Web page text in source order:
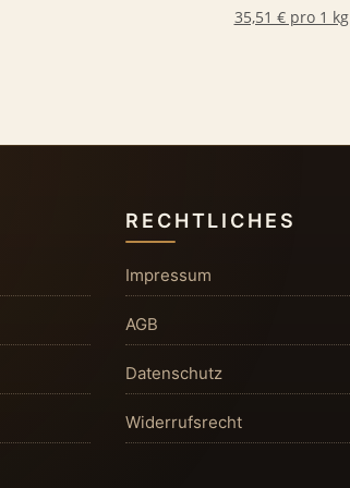
35,51 € pro 1 kg
RECHTLICHES
Impressum
AGB
Datenschutz
Widerrufsrecht